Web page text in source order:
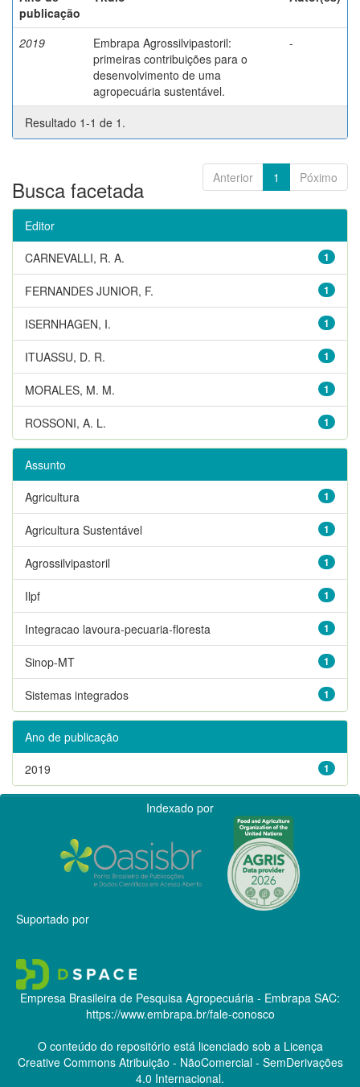
publicação
2019
Embrapa Agrossilvipastoril:
primeiras contribuições para o
desenvolvimento de uma
agropecuária sustentável.
-
Resultado 1-1 de 1.
Anterior 1 Póximo
Busca facetada
Editor
1
CARNEVALLI, R. A.
1
FERNANDES JUNIOR, F.
1
ISERNHAGEN, I.
1
ITUASSU, D. R.
1
MORALES, M. M.
1
ROSSONI, A. L.
Assunto
1
Agricultura
1
Agricultura Sustentável
1
Agrossilvipastoril
1
Ilpf
1
Integracao lavoura-pecuaria-floresta
1
Sinop-MT
1
Sistemas integrados
Ano de publicação
1
2019
Indexado por
Suportado por
Empresa Brasileira de Pesquisa Agropecuária - Embrapa SAC:
https://www.embrapa.br/fale-conosco
O conteúdo do repositório está licenciado sob a Licença
Creative CommonsAtribuição - NãoComercial - SemDerivações
4.0 Internacional.